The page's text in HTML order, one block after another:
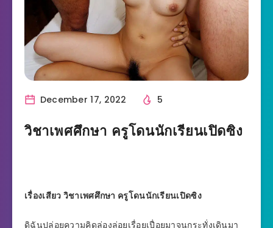
December 17, 2022 5
วิชาเพศศึกษา ครูโดนนักเรียนเปิดซิง
เรื่องเสียว วิชาเพศศึกษา ครูโดนนักเรียนเปิดซิง
ดิฉันปล่อยความคิดล่องล่อยเรื่อยเปื่อยมาจนกระทั่งเดินมา